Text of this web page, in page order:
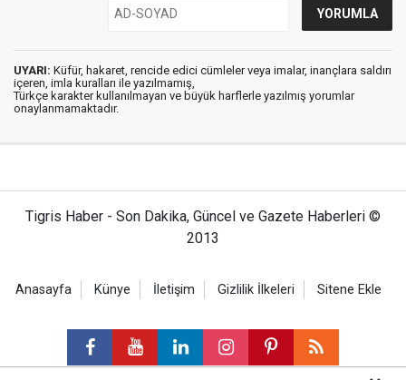
UYARI: Küfür, hakaret, rencide edici cümleler veya imalar, inançlara saldırı
içeren, imla kuralları ile yazılmamış,
Türkçe karakter kullanılmayan ve büyük harflerle yazılmış yorumlar
onaylanmamaktadır.
Tigris Haber - Son Dakika, Güncel ve Gazete Haberleri ©
2013
Anasayfa Künye İletişim Gizlilik İlkeleri Sitene Ekle